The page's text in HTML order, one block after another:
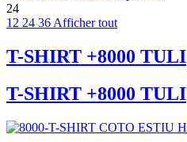
24
12 24 36 Afficher tout
T-SHIRT +8000 TULI
T-SHIRT +8000 TULI